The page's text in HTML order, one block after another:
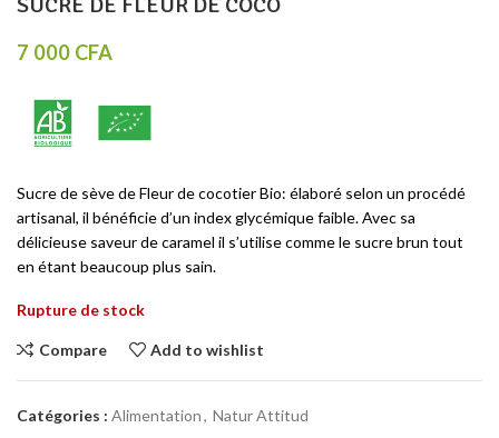
7 000 CFA
Sucre de sève de Fleur de cocotier Bio: élaboré selon un procédé
artisanal, il bénéficie d’un index glycémique faible. Avec sa
délicieuse saveur de caramel il s’utilise comme le sucre brun tout
en étant beaucoup plus sain.
Rupture de stock
Compare Add to wishlist
Catégories : Alimentation, Natur Attitud